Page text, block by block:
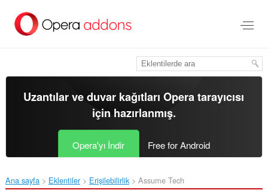
içeriğe
Uzantılar ve duvar kağıtlarıOpera tarayıcısı
için hazırlanmış.
Opera'yı İndir Free for Android
Ana sayfa Eklentiler Erişilebilirlik Assume Tech‎